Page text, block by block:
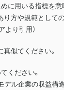
に用いる指標を意
り方や規範として
より引用）
似てください。
ください。
デル企業の収益構